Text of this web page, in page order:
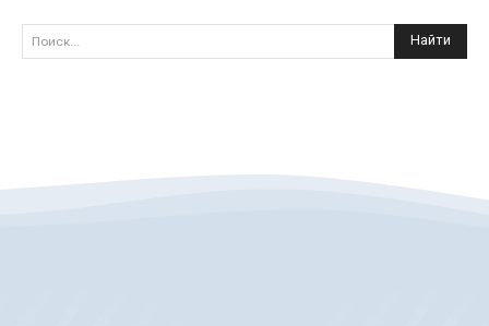
Поиск... Найти